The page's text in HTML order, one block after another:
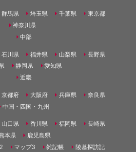
群馬県 埼玉県 千葉県
東京都
神奈川県
中部
石川県 福井県 山梨県
長野県
静岡県
愛知県
近畿
京都府 大阪府 兵庫県
奈良県
中国・四国・九州
山口県 香川県 福岡県
長崎県
本県
鹿児島県
マップ3 雑記帳 陵墓探訪記